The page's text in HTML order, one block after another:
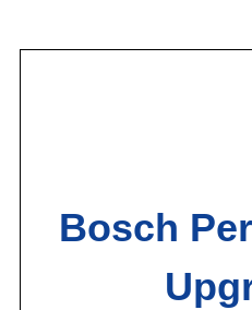
Bosch